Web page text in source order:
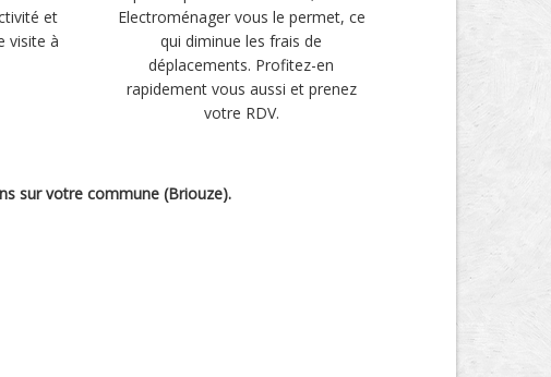
et
visite à
Electroménager vous le permet, ce
qui diminue les frais de
déplacements. Profitez-en
rapidement vous aussi et prenez
votre RDV.
sur votre commune (Briouze).